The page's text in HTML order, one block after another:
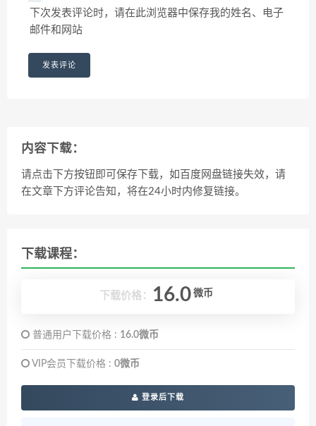
下次发表评论时，请在此浏览器中保存我的姓名、电子
邮件和网站
内容下载：
请点击下方按钮即可保存下载，如百度网盘链接失效，请
在文章下方评论告知，将在24小时内修复链接。
下载课程：
下载价格： 16.0 微币
普通用户下载价格 : 16.0微币
VIP会员下载价格 : 0微币
登录后下载